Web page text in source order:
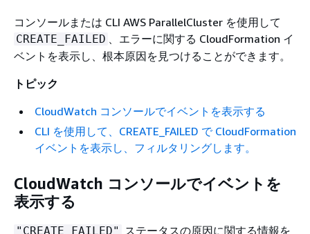
コンソールまたは CLI AWS ParallelCluster を使用して
CREATE_FAILED
、エラーに関する CloudFormation イ
ベントを表示し、根本原因を見つけることができます。
トピック
CloudWatch コンソールでイベントを表示する
CLI を使用して、CREATE_FAILED で CloudFormation
イベントを表示し、フィルタリングします。
CloudWatch コンソールでイベントを
表示する
"CREATE_FAILED"
ステータスの原因に関する情報を